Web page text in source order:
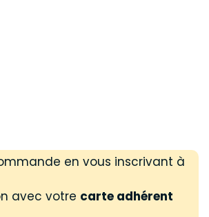
en vous inscrivant à
avec votre carte adhérent